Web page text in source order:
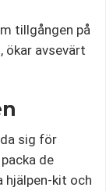
tillgången på
ökar avsevärt
sig för
de
hjälpen-kit och